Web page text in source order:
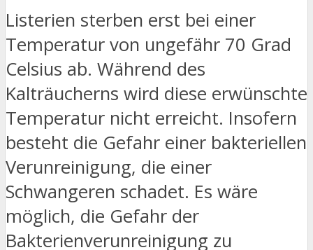
Listerien sterben erst bei einer
Temperatur von ungefähr 70 Grad
Celsius ab. Während des
Kalträucherns wird diese erwünschte
Temperatur nicht erreicht. Insofern
besteht die Gefahr einer bakteriellen
Verunreinigung, die einer
Schwangeren schadet. Es wäre
möglich, die Gefahr der
Bakterienverunreinigung zu